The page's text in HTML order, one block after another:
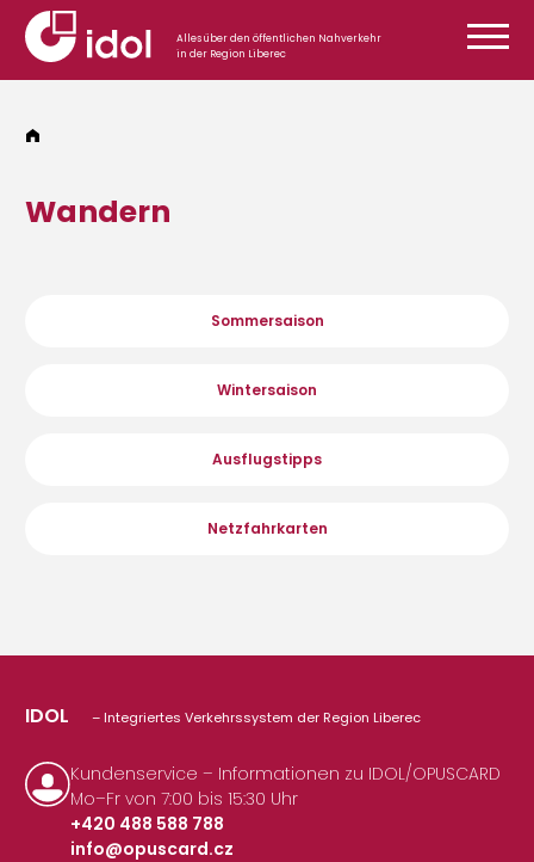
Zum Inhalt springen
Alles über den öffentlichen Nahverkehr
in der Region Liberec
Wandern
Sommersaison
Wintersaison
Ausflugstipps
Netzfahrkarten
IDOL – Integriertes Verkehrssystem der Region Liberec
Kundenservice – Informationen zu IDOL/OPUSCARD
Mo–Fr von 7:00 bis 15:30 Uhr
+420 488 588 788
|
info@opuscard.cz